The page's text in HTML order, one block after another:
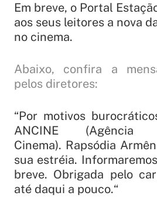
Em breve, o Portal
aos seus leitores a nova
no cinema.
Abaixo, confira a
pelos diretores:
“Por motivos
ANCINE
Cinema). Rapsódia
sua estréia.
breve. Obrigada pelo
até daqui a pouco.“